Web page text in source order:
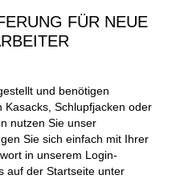
FÜR NEUE
und benötigen
Schlupfjacken oder
nutzen Sie unser
Sie sich einfach mit Ihrer
in unserem Login-
auf der Startseite unter